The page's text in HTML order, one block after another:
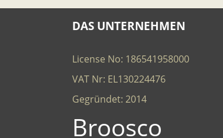
DAS UNTERNEHMEN
License No: 186541958000
VAT Nr: EL130224476
Gegründet: 2014
Broosco